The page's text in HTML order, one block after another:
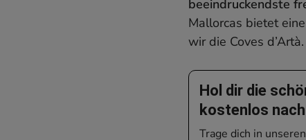
beeindruckendste
Mallorcas bietet
wir die Coves d’Artà.
Hol dir die
kostenlos
Trage dich in unseren